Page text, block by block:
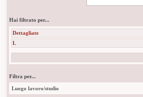
Hai filtrato per...
Dettagliate
L
Filtra per...
Luogo lavoro/studio